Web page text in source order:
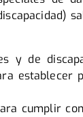
y de
cumplir